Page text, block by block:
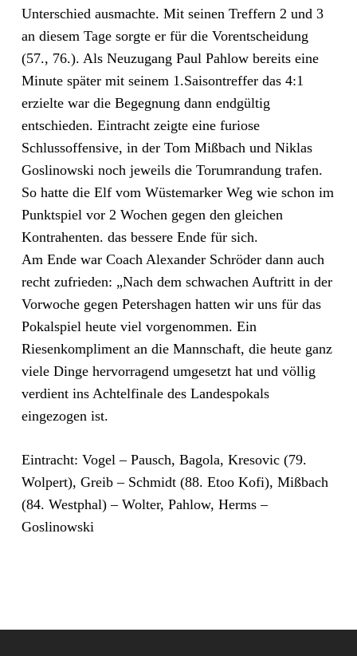
Unterschied ausmachte. Mit seinen Treffern 2 und 3
an diesem Tage sorgte er für die Vorentscheidung
(57., 76.). Als Neuzugang Paul Pahlow bereits eine
Minute später mit seinem 1.Saisontreffer das 4:1
erzielte war die Begegnung dann endgültig
entschieden. Eintracht zeigte eine furiose
Schlussoffensive, in der Tom Mißbach und Niklas
Goslinowski noch jeweils die Torumrandung trafen.
So hatte die Elf vom Wüstemarker Weg wie schon im
Punktspiel vor 2 Wochen gegen den gleichen
Kontrahenten. das bessere Ende für sich.
Am Ende war Coach Alexander Schröder dann auch
recht zufrieden: „Nach dem schwachen Auftritt in der
Vorwoche gegen Petershagen hatten wir uns für das
Pokalspiel heute viel vorgenommen. Ein
Riesenkompliment an die Mannschaft, die heute ganz
viele Dinge hervorragend umgesetzt hat und völlig
verdient ins Achtelfinale des Landespokals
eingezogen ist.
Eintracht: Vogel – Pausch, Bagola, Kresovic (79.
Wolpert), Greib – Schmidt (88. Etoo Kofi), Mißbach
(84. Westphal) – Wolter, Pahlow, Herms –
Goslinowski